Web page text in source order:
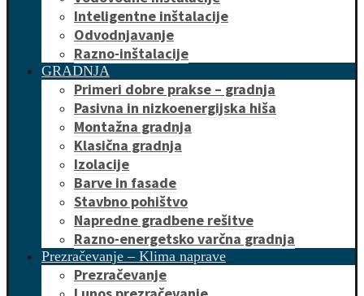
Inteligentne inštalacije
Odvodnjavanje
Razno-inštalacije
GRADNJA
Primeri dobre prakse – gradnja
Pasivna in nizkoenergijska hiša
Montažna gradnja
Klasična gradnja
Izolacije
Barve in fasade
Stavbno pohištvo
Napredne gradbene rešitve
Razno-energetsko varčna gradnja
Prezračevanje – Klima naprave
Prezračevanje